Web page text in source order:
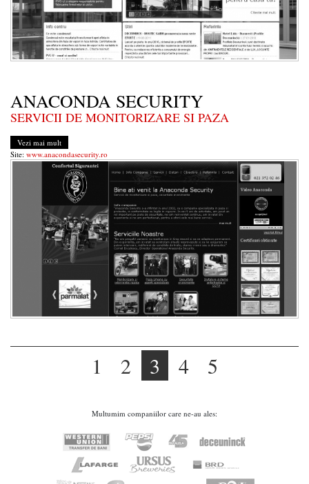
ANACONDA SECURITY
SERVICII DE MONITORIZARE SI PAZA
Vezi mai mult
Site: www.anacondasecurity.ro
1 2 3 4 5
Multumim companiilor care ne-au ales: